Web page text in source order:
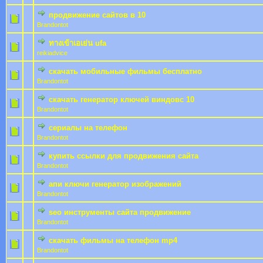
продвижение сайтов в 10
Brandontot
0 Bewertung(en) - 0 von 5 durchschnittlich
1 2345
ทางเข้าเอเย่น ufa
reikiadvice
0 Bewertung(en) - 0 von 5 durchschnittlich
скачать мобильные фильмы бесплатно
Brandontot
0 Bewertung(en) - 0 von 5 durchschnittlich
12345
скачать генератор ключей виндовс 10
Brandontot
0 Bewertung(en) - 0 von 5 durchschnittlich
12345
сериалы на телефон
Brandontot
0 Bewertung(en) - 0 von 5 durchschnittlich
1
купить ссылки для продвижения сайта
Brandontot
0 Bewertung(en) - 0 von 5 durchschnittlich
12345
апи ключи генератор изображений
Brandontot
0 Bewertung(en) - 0 von 5 durchschnittlich
1 2345
seo инструменты сайта продвижение
Brandontot
0 Bewertung(en) - 0 von 5 durchschnittlich
123 45
скачать фильмы на телефон mp4
Brandontot
0 Bewertung(en) - 0 von 5 durchschnittlich
12345